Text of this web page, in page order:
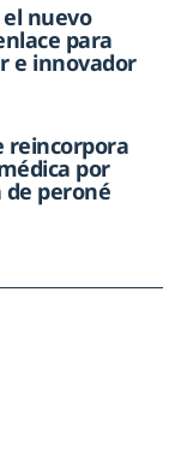
nuevo
para
e innovador
reincorpora
por
peroné